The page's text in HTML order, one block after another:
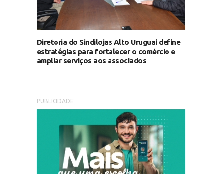
Diretoria do Sindilojas Alto Uruguai define
estratégias para fortalecer o comércio e
ampliar serviços aos associados
PUBLICIDADE